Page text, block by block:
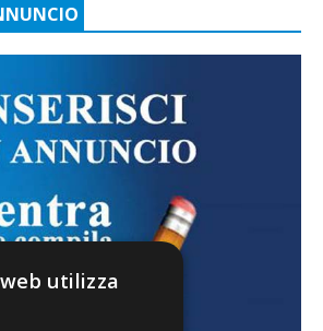
utilizza